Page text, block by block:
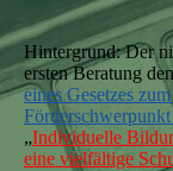
Hintergrund: Der
ersten Beratung
eines Gesetzes
„Individuelle
eine vielfältige